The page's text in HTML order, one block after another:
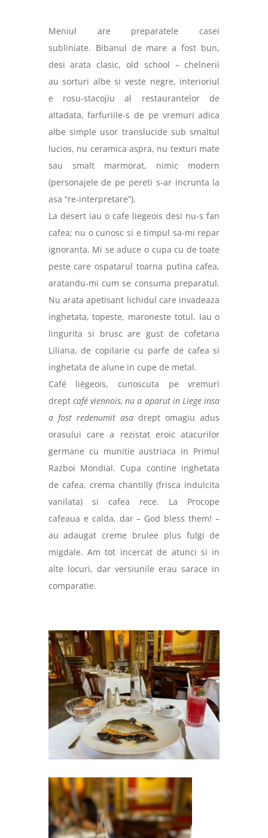
Meniul are preparatele casei
subliniate. Bibanul de mare a fost bun,
desi arata clasic, old school – chelnerii
au sorturi albe si veste negre, interioriul
e rosu-stacojiu al restaurantelor de
altadata, farfuriile-s de pe vremuri adica
albe simple usor translucide sub smaltul
lucios, nu ceramica aspra, nu texturi mate
sau smalt marmorat, nimic modern
(personajele de pe pereti s-ar incrunta la
asa “re-interpretare”).
La desert iau o cafe liegeois desi nu-s fan
cafea; nu o cunosc si e timpul sa-mi repar
ignoranta. Mi se aduce o cupa cu de toate
peste care ospatarul toarna putina cafea,
aratandu-mi cum se consuma preparatul.
Nu arata apetisant lichidul care invadeaza
inghetata, topeste, maroneste totul. Iau o
lingurita si brusc are gust de cofetaria
Liliana, de copilarie cu parfe de cafea si
inghetata de alune in cupe de metal.
Café liégeois, cunoscuta pe vremuri
drept café viennois, nu a aparut in Liege insa
a fost redenumit asa drept omagiu adus
orasului care a rezistat eroic atacurilor
germane cu munitie austriaca in Primul
Razboi Mondial. Cupa contine inghetata
de cafea, crema chantilly (frisca indulcita
vanilata) si cafea rece. La Procope
cafeaua e calda, dar – God bless them! –
au adaugat creme brulee plus fulgi de
migdale. Am tot incercat de atunci si in
alte locuri, dar versiunile erau sarace in
comparatie.